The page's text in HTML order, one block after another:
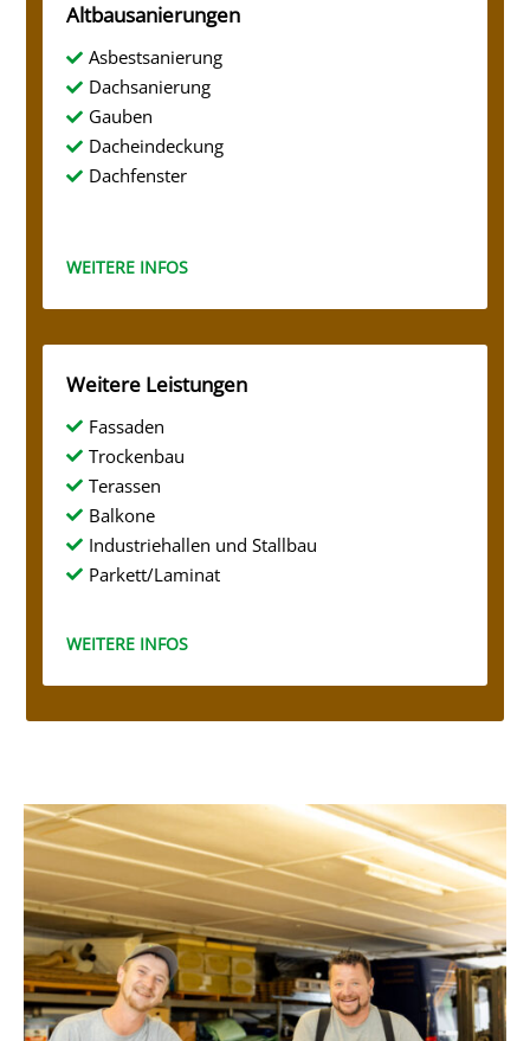
Altbausanierungen
 Asbestsanierung
 Dachsanierung
 Gauben
 Dacheindeckung
 Dachfenster
WEITERE INFOS
Weitere Leistungen
 Fassaden
 Trockenbau
 Terassen
 Balkone
 Industriehallen und Stallbau
 Parkett/Laminat
WEITERE INFOS